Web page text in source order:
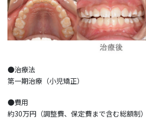
●治療法
第一期治療（小児矯正）
●費用
約30万円（調整費、保定費まで含む総額制）